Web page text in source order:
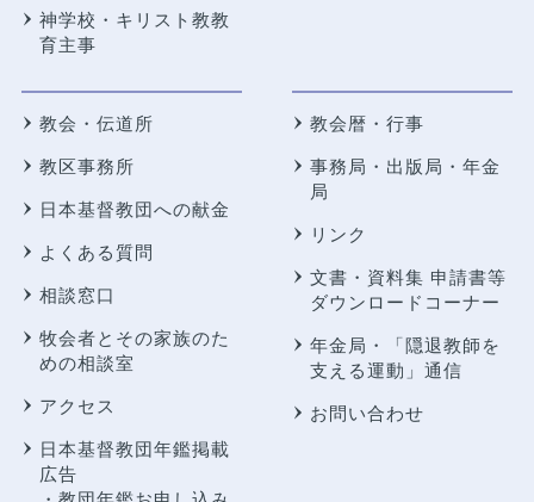
神学校・キリスト教教
育主事
教会・伝道所
教区事務所
日本基督教団への献金
よくある質問
相談窓口
牧会者とその家族のた
めの相談室
アクセス
日本基督教団年鑑掲載
広告
教会暦・行事
事務局・出版局・年金
局
リンク
文書・資料集 申請書等
ダウンロードコーナー
年金局・
「隠退教師を
支える運動」通信
お問い合わせ